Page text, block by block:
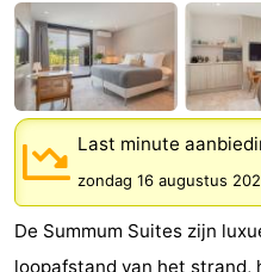
Park
Loverendale
-
Résidence
Wijngaerde
Bed
(&
breakfasts)
Campings
Hotels
Last minute
zondag 16 augustus
De Summum Suites zijn
loopafstand van het strand,